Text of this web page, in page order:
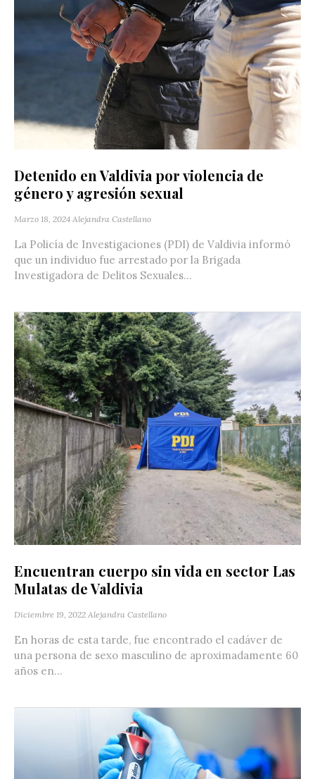
Detenido en Valdivia por violencia de
género y agresión sexual
Marzo 18, 2024 Alejandra Castellano
La Policía de Investigaciones (PDI) de Valdivia informó
que un individuo fue arrestado por la Brigada
Investigadora de Delitos Sexuales...
Encuentran cuerpo sin vida en sector Las
Mulatas de Valdivia
Diciembre 19, 2022 Alejandra Castellano
En horas de esta tarde, fue encontrado el cadáver de
una persona de sexo masculino de aproximadamente 60
años en...